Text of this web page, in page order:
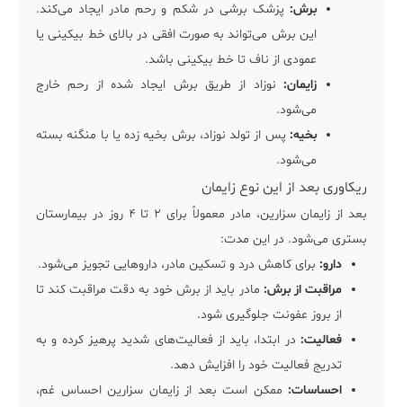
برش: پزشک برشی در شکم و رحم مادر ایجاد می‌کند.
این برش می‌تواند به صورت افقی در بالای خط بیکینی یا
عمودی از ناف تا خط بیکینی باشد.
زایمان: نوزاد از طریق برش ایجاد شده از رحم خارج
می‌شود.
بخیه: پس از تولد نوزاد، برش بخیه زده یا با منگنه بسته
می‌شود.
ریکاوری بعد از این نوع زایمان
بعد از زایمان سزارین، مادر معمولاً برای ۲ تا ۴ روز در بیمارستان
بستری می‌شود. در این مدت:
دارو: برای کاهش درد و تسکین مادر، داروهایی تجویز می‌شود.
مراقبت از برش: مادر باید از برش خود به دقت مراقبت کند تا
از بروز عفونت جلوگیری شود.
فعالیت: در ابتدا، باید از فعالیت‌های شدید پرهیز کرده و به
تدریج فعالیت خود را افزایش دهد.
احساسات: ممکن است بعد از زایمان سزارین احساس غم،